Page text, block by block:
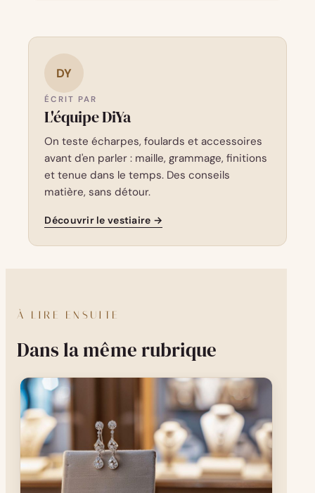
DY
ÉCRIT PAR
L'équipe DiYa
On teste écharpes, foulards et accessoires
avant d'en parler : maille, grammage, finitions
et tenue dans le temps. Des conseils
matière, sans détour.
Découvrir le vestiaire →
À LIRE ENSUITE
Dans la même rubrique